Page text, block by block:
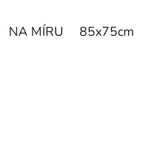
NA MÍRU 85x75cm